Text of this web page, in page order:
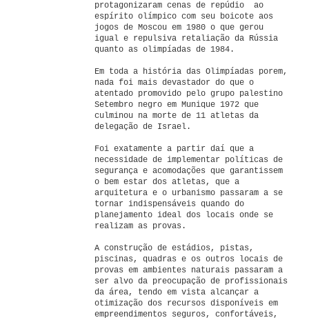
protagonizaram cenas de repúdio ao
espírito olímpico com seu boicote aos
jogos de Moscou em 1980 o que gerou
igual e repulsiva retaliação da Rússia
quanto as olimpíadas de 1984.
Em toda a história das Olimpíadas porem,
nada foi mais devastador do que o
atentado promovido pelo grupo palestino
Setembro negro em Munique 1972 que
culminou na morte de 11 atletas da
delegação de Israel.
Foi exatamente a partir daí que a
necessidade de implementar políticas de
segurança e acomodações que garantissem
o bem estar dos atletas, que a
arquitetura e o urbanismo passaram a se
tornar indispensáveis quando do
planejamento ideal dos locais onde se
realizam as provas.
A construção de estádios, pistas,
piscinas, quadras e os outros locais de
provas em ambientes naturais passaram a
ser alvo da preocupação de profissionais
da área, tendo em vista alcançar a
otimização dos recursos disponíveis em
empreendimentos seguros, confortáveis,